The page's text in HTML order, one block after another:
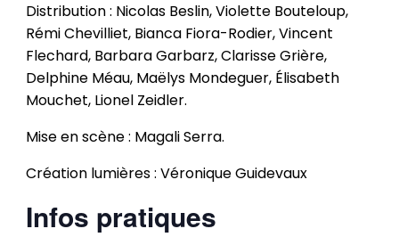
Distribution : Nicolas Beslin, Violette Bouteloup,
Rémi Chevilliet, Bianca Fiora-Rodier, Vincent
Flechard, Barbara Garbarz, Clarisse Grière,
Delphine Méau, Maëlys Mondeguer, Élisabeth
Mouchet, Lionel Zeidler.
Mise en scène : Magali Serra.
Création lumières : Véronique Guidevaux
Infos pratiques